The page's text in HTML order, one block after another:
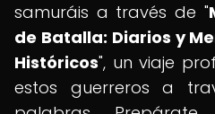
samuráis a través de "
de Batalla: Diarios y
Históricos", un viaje
estos guerreros a